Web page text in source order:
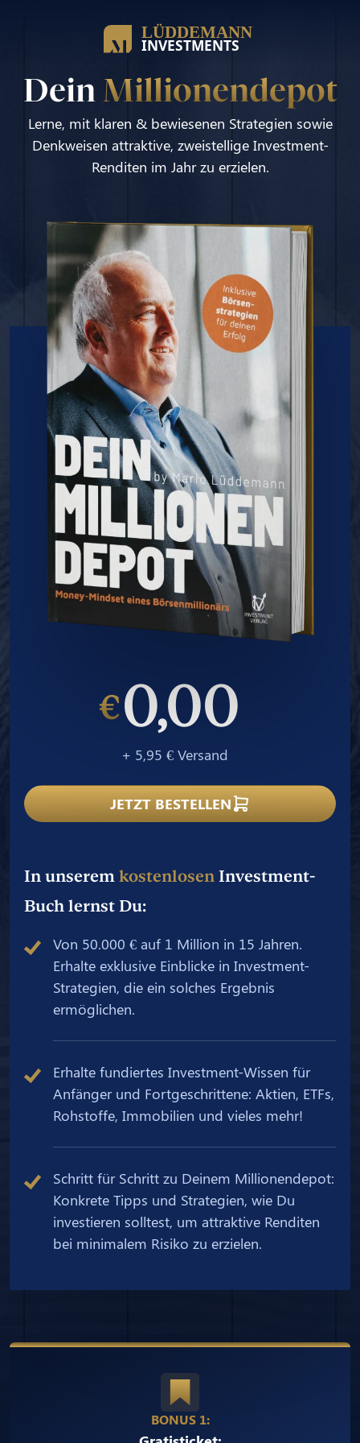
DeinMillionendepot
Lerne, mit klaren & bewiesenen Strategien sowie
Denkweisen attraktive, zweistellige Investment-
Renditen im Jahr zu erzielen.
In unserem kostenlosen Investment-
Buch lernst Du:
Von 50.000 € auf 1 Million in 15 Jahren.
Erhalte exklusive Einblicke in Investment-
Strategien, die ein solches Ergebnis
ermöglichen.
Erhalte fundiertes Investment-Wissen für
Anfänger und Fortgeschrittene: Aktien, ETFs,
Rohstoffe, Immobilien und vieles mehr!
Schritt für Schritt zu Deinem Millionendepot:
Konkrete Tipps und Strategien, wie Du
investieren solltest, um attraktive Renditen
bei minimalem Risiko zu erzielen.
JETZT BESTELLEN
€0,00
+ 5,95 € Versand
BONUS 1: